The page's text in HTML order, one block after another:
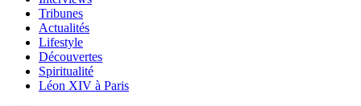
Tribunes
Actualités
Lifestyle
Découvertes
Spiritualité
Léon XIV à Paris